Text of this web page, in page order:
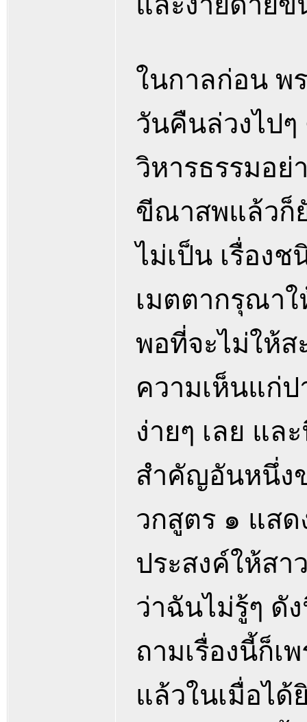
ในกาลก่อน พ
วันคืนล่วงไป
วิหารธรรมอย่
ขีณาสพแล้วก็
ไม่เป็น เรื่อง
เมตตากรุณา
พอที่จะไม่ให้ส
ความเห็นแก่ป
ง่ายๆ เลย แ
สำคัญอันหนึ่ง
วกสูตร ๑ แสด
ประสงค์ให้สา
ว่าฉันไม่รู้ๆ ดั
ถามเรื่องนี้ก็เ
แล้วในเมื่อไ